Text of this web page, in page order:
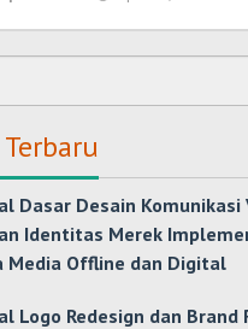
Dasar Desain
Identitas Merek
Media Offline dan Digital
Logo Redesign dan Brand